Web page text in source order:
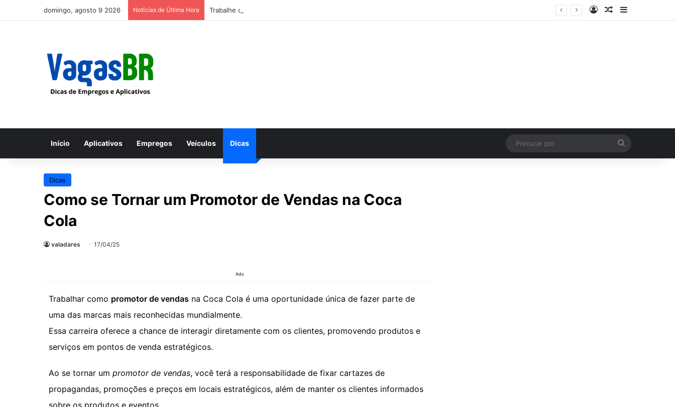
domingo, agosto 9 2026 Notícias de Última Hora Trabalhe conosco: Vagas abertas na Petrobras
Início Aplicativos Empregos Veículos Dicas
Dicas
Como se Tornar um Promotor de Vendas na Coca
Cola
valadares 17/04/25
Ads
Trabalhar como promotor de vendas na Coca Cola é uma oportunidade única de fazer parte de
uma das marcas mais reconhecidas mundialmente.
Essa carreira oferece a chance de interagir diretamente com os clientes, promovendo produtos e
serviços em pontos de venda estratégicos.
Ao se tornar um promotor de vendas, você terá a responsabilidade de fixar cartazes de
propagandas, promoções e preços em locais estratégicos, além de manter os clientes informados
sobre os produtos e eventos.